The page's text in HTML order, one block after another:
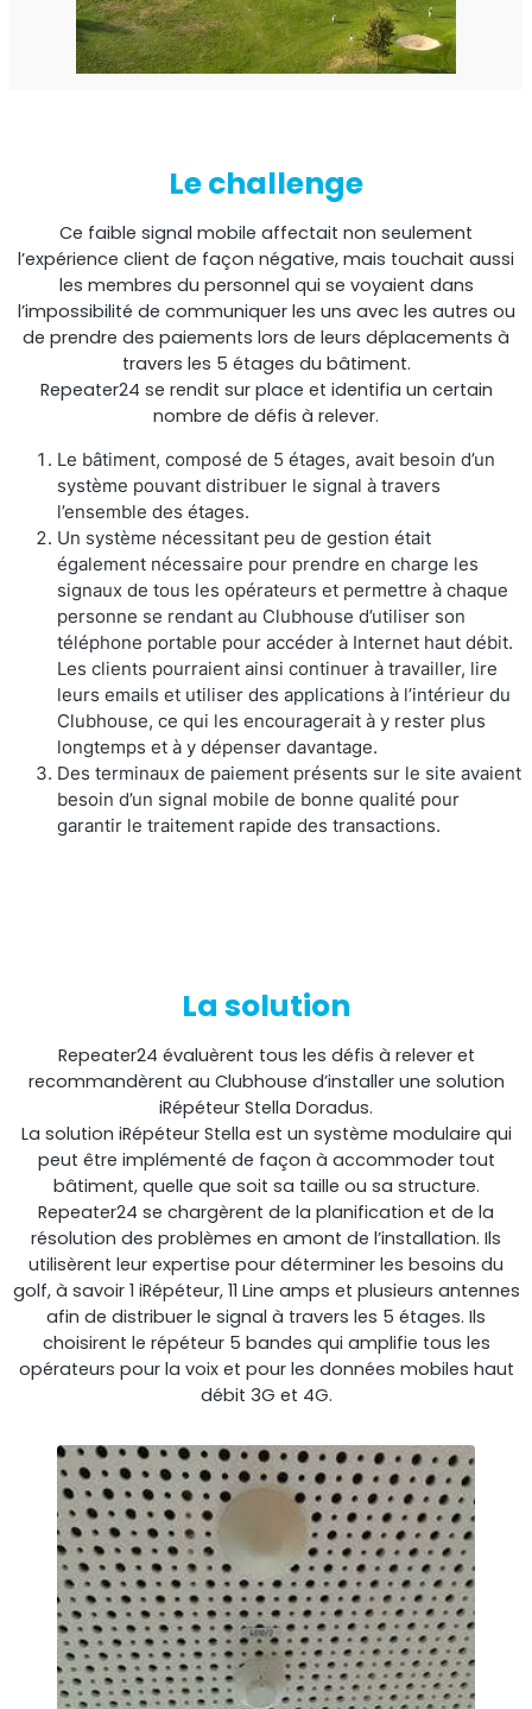
Shark
Analyseur professionnel de signaux
Sentinel
Moniteur de bruit du signal de liaison montante.
Royaume-Uni et Irlande. Répéteur commercial
RouterAmp
Amélioration du signal cellulaire vers le routeur.
StellaControl
Le challenge
Ce faible signal mobile affectait non seulement
l’expérience client de façon négative, mais touchait aussi
les membres du personnel qui se voyaient dans
l’impossibilité de communiquer les uns avec les autres ou
de prendre des paiements lors de leurs déplacements à
travers les 5 étages du bâtiment.
Repeater24 se rendit sur place et identifia un certain
nombre de défis à relever.
Le bâtiment, composé de 5 étages, avait besoin d’un
système pouvant distribuer le signal à travers
l’ensemble des étages.
Un système nécessitant peu de gestion était
également nécessaire pour prendre en charge les
signaux de tous les opérateurs et permettre à chaque
personne se rendant au Clubhouse d’utiliser son
téléphone portable pour accéder à Internet haut débit.
Les clients pourraient ainsi continuer à travailler, lire
leurs emails et utiliser des applications à l’intérieur du
Clubhouse, ce qui les encouragerait à y rester plus
longtemps et à y dépenser davantage.
Des terminaux de paiement présents sur le site avaient
besoin d’un signal mobile de bonne qualité pour
garantir le traitement rapide des transactions.
La solution
Repeater24 évaluèrent tous les défis à relever et
recommandèrent au Clubhouse d’installer une solution
iRépéteur Stella Doradus.
La solution iRépéteur Stella est un système modulaire qui
peut être implémenté de façon à accommoder tout
bâtiment, quelle que soit sa taille ou sa structure.
Repeater24 se chargèrent de la planification et de la
résolution des problèmes en amont de l’installation. Ils
utilisèrent leur expertise pour déterminer les besoins du
golf, à savoir 1 iRépéteur, 11 Line amps et plusieurs antennes
afin de distribuer le signal à travers les 5 étages. Ils
choisirent le répéteur 5 bandes qui amplifie tous les
opérateurs pour la voix et pour les données mobiles haut
débit 3G et 4G.